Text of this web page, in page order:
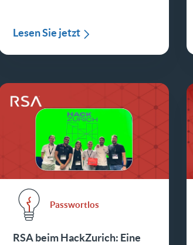
Lesen Sie jetzt
Passwortlos
RSA beim HackZurich: Eine